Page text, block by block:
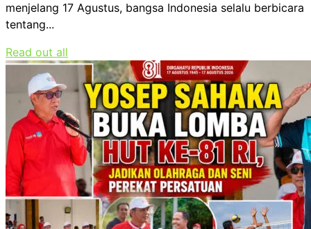
menjelang 17 Agustus, bangsa Indonesia selalu berbicara
tentang...
Read out all